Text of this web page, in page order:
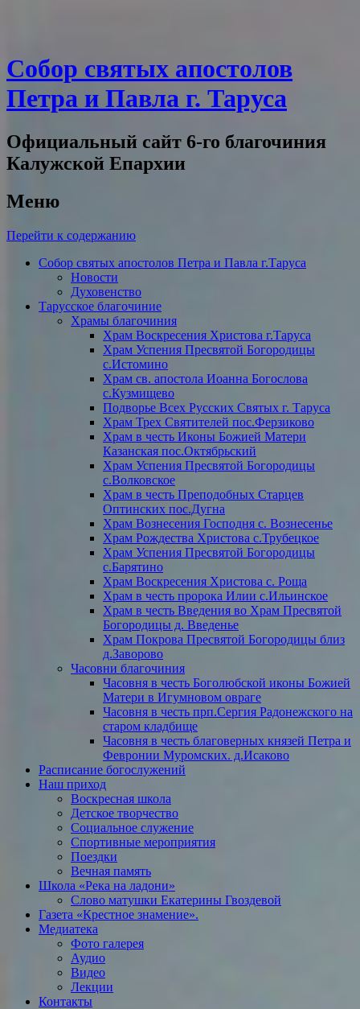
Собор святых апостолов
Петра и Павла г. Таруса
Официальный сайт 6-го благочиния
Калужской Епархии
Меню
Перейти к содержанию
Собор святых апостолов Петра и Павла г.Таруса
Новости
Духовенство
Тарусское благочиние
Храмы благочиния
Храм Воскресения Христова г.Таруса
Храм Успения Пресвятой Богородицы
с.Истомино
Храм св. апостола Иоанна Богослова
с.Кузмищево
Подворье Всех Русских Святых г. Таруса
Храм Трех Святителей пос.Ферзиково
Храм в честь Иконы Божией Матери
Казанская пос.Октябрьский
Храм Успения Пресвятой Богородицы
с.Волковское
Храм в честь Преподобных Старцев
Оптинских пос.Дугна
Храм Вознесения Господня с. Вознесенье
Храм Рождества Христова с.Трубецкое
Храм Успения Пресвятой Богородицы
с.Барятино
Храм Воскресения Христова с. Роща
Храм в честь пророка Илии с.Ильинское
Храм в честь Введения во Храм Пресвятой
Богородицы д. Введенье
Храм Покрова Пресвятой Богородицы близ
д.Заворово
Часовни благочиния
Часовня в честь Боголюбской иконы Божией
Матери в Игумновом овраге
Часовня в честь прп.Сергия Радонежского на
старом кладбище
Часовня в честь благоверных князей Петра и
Февронии Муромских. д.Исаково
Расписание богослужений
Наш приход
Воскресная школа
Детское творчество
Социальное служение
Спортивные мероприятия
Поездки
Вечная память
Школа «Река на ладони»
Слово матушки Екатерины Гвоздевой
Газета «Крестное знамение».
Медиатека
Фото галерея
Аудио
Видео
Лекции
Контакты